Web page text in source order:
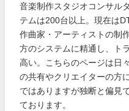
音楽制作スタジオコンサル
テムは200台以上。現在は
作曲家・アーティストの制
方のシステムに精通し、ト
高い。こちらのページは日
の共有やクリエイターの方
ではありますが独断と偏見
ております。